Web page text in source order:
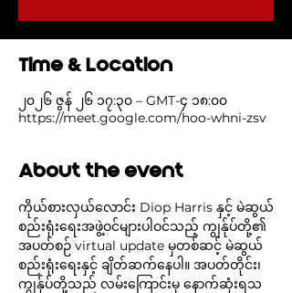
Time & Location
၂၀၂၆ ဇွန် ၂၆ ၁၇:၃၀ – GMT-၄ ၁၈:၀၀
https://meet.google.com/hoo-whni-zsv
About the event
ကိုယ်စားလှယ်လောင်း Diop Harris နှင့် မဲဆွယ်
စည်းရုံးရေးအဖွဲ့ဝင်များပါဝင်သည့် ကျွန်ုပ်တို့၏
အပတ်စဉ် virtual update မှတစ်ဆင့် မဲဆွယ်
စည်းရုံးရေးနှင့် ချိတ်ဆက်နေပါ။ အပတ်တိုင်း၊
ကျွန်ုပ်တို့သည် လမ်းကြောင်းမှ နောက်ဆုံးရသ